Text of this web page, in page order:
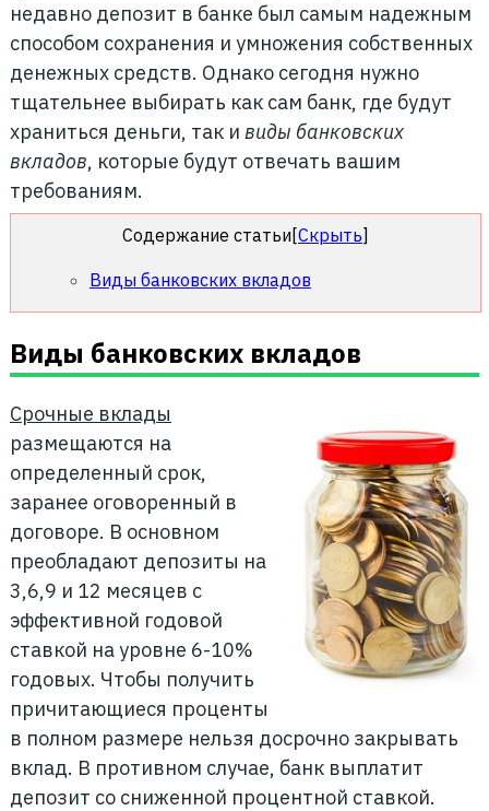
недавно депозит в банке был самым надежным
способом сохранения и умножения собственных
денежных средств. Однако сегодня нужно
тщательнее выбирать как сам банк, где будут
храниться деньги, так и виды банковских
вкладов, которые будут отвечать вашим
требованиям.
Содержание статьи [Скрыть]
Виды банковских вкладов
Виды банковских вкладов
Срочные вклады
размещаются на
определенный срок,
заранее оговоренный в
договоре. В основном
преобладают депозиты на
3,6,9 и 12 месяцев с
эффективной годовой
ставкой на уровне 6-10%
годовых. Чтобы получить
причитающиеся проценты
в полном размере нельзя досрочно закрывать
вклад. В противном случае, банк выплатит
депозит со сниженной процентной ставкой.